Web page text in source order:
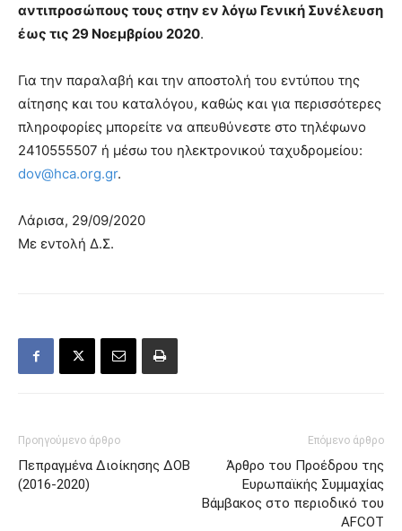
ελληνικό
αντιπροσώπους τους στην εν λόγω Γενική Συνέλευση
έως τις 29 Νοεμβρίου 2020.
Για την παραλαβή και την αποστολή του εντύπου της
αίτησης και του καταλόγου, καθώς και για περισσότερες
πληροφορίες μπορείτε να απευθύνεστε στο τηλέφωνο
2410555507 ή μέσω του ηλεκτρονικού ταχυδρομείου:
dov@hca.org.gr.
Λάρισα, 29/09/2020
Με εντολή Δ.Σ.
Προηγούμενο άρθρο
Πεπραγμένα Διοίκησης ΔΟΒ
(2016-2020)
Επόμενο άρθρο
Άρθρο του Προέδρου της
Ευρωπαϊκής Συμμαχίας
Βάμβακος στο περιοδικό του
AFCOT